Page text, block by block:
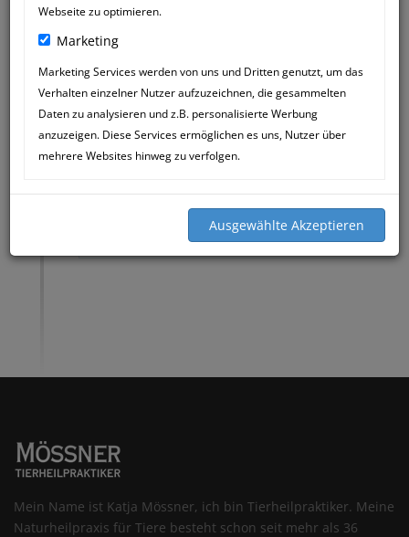
Webseite zu optimieren.
Marketing
Marketing Services werden von uns und Dritten genutzt, um das
Verhalten einzelner Nutzer aufzuzeichnen, die gesammelten
Daten zu analysieren und z.B. personalisierte Werbung
anzuzeigen. Diese Services ermöglichen es uns, Nutzer über
mehrere Websites hinweg zu verfolgen.
Hallo sorry ,dass ich mich jetzt erst nach
nochmals herzlichen Dank für die Hilfe
meines Husky Schäfer Mix Neo.
Damals hatte er einen ganz schlimmen
Durchfall dieser wurde zusehens besser
und blieb ganz aus .Danke lieben Gruß
Mein Name ist Katja Mössner, ich bin Tierheilpraktiker. Meine
Naturheilpraxis für Tiere besteht schon seit mehr als 36